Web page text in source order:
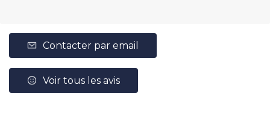
Contacter par email
Voir tous les avis